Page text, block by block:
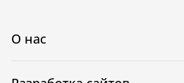
О нас